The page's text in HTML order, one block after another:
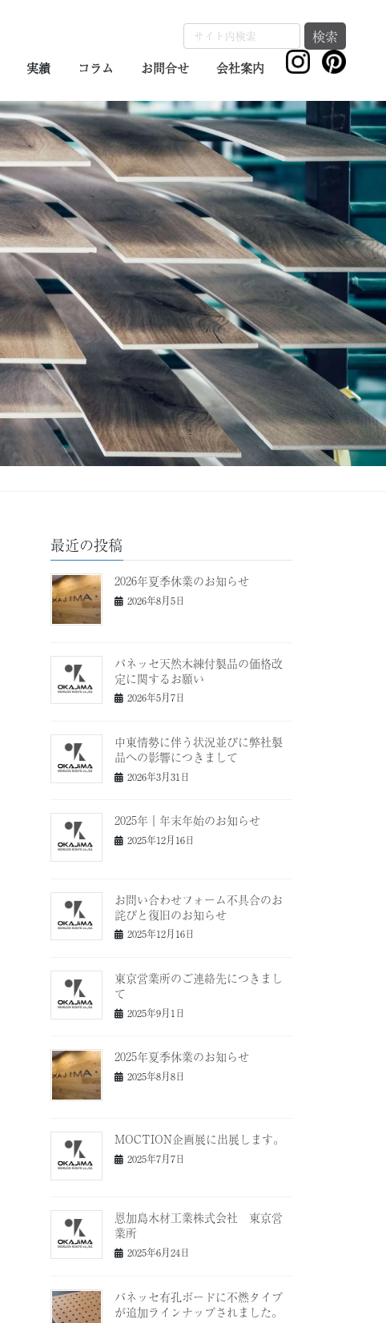
実績 コラム お問合せ 会社案内
検索
最近の投稿
2026年夏季休業のお知らせ
2026年8月5日
パネッセ天然木練付製品の価格改
定に関するお願い
2026年5月7日
中東情勢に伴う状況並びに弊社製
品への影響につきまして
2026年3月31日
2025年｜年末年始のお知らせ
2025年12月16日
お問い合わせフォーム不具合のお
詫びと復旧のお知らせ
2025年12月16日
東京営業所のご連絡先につきまし
て
2025年9月1日
2025年夏季休業のお知らせ
2025年8月8日
MOCTION企画展に出展します。
2025年7月7日
恩加島木材工業株式会社 東京営
業所
2025年6月24日
パネッセ有孔ボードに不燃タイプ
が追加ラインナップされました。